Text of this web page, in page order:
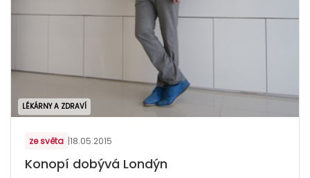
LÉKÁRNY A ZDRAVÍ
ze světa |18.05.2015
Konopí dobývá Londýn